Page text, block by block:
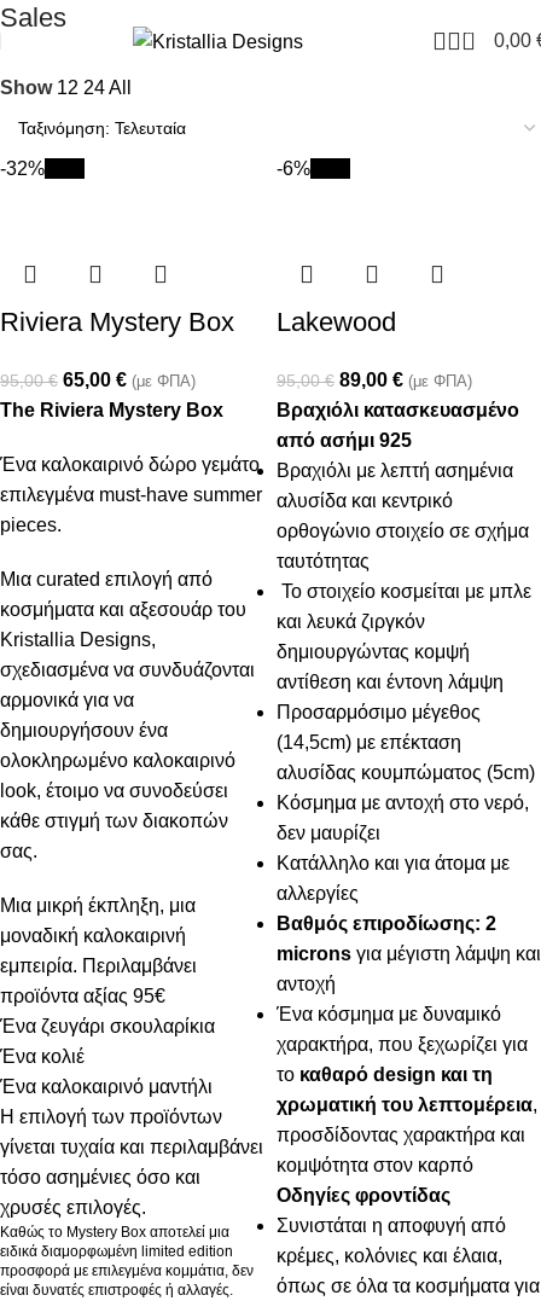
0 0,00
Sales
Show 12 24All
-32%
Riviera Mystery Box
95,00€ 65,00 € (με ΦΠΑ)
The Riviera Mystery Box
Ένα καλοκαιρινό δώρο γεμάτο
επιλεγμένα must-have summer
pieces.
Μια curated επιλογή από
κοσμήματα και αξεσουάρ του
Kristallia Designs,
σχεδιασμένα να συνδυάζονται
αρμονικά για να
δημιουργήσουν ένα
ολοκληρωμένο καλοκαιρινό
look, έτοιμο να συνοδεύσει
κάθε στιγμή των διακοπών
σας.
Μια μικρή έκπληξη, μια
μοναδική καλοκαιρινή
εμπειρία. Περιλαμβάνει
προϊόντα αξίας 95€
Ένα ζευγάρι σκουλαρίκια
Ένα κολιέ
Ένα καλοκαιρινό μαντήλι
Η επιλογή των προϊόντων
γίνεται τυχαία και περιλαμβάνει
τόσο ασημένιες όσο και
χρυσές επιλογές.
Καθώς το Mystery Box αποτελεί μια
ειδικά διαμορφωμένη limited edition
προσφορά με επιλεγμένα κομμάτια, δεν
είναι δυνατές επιστροφές ή αλλαγές.
-6%
Lakewood
95,00€ 89,00 € (με ΦΠΑ)
Βραχιόλι κατασκευασμένο
από ασήμι 925
Βραχιόλι με λεπτή ασημένια
αλυσίδα και κεντρικό
ορθογώνιο στοιχείο σε σχήμα
ταυτότητας
Το στοιχείο κοσμείται με μπλε
και λευκά ζιργκόν
δημιουργώντας κομψή
αντίθεση και έντονη λάμψη
Προσαρμόσιμο μέγεθος
(14,5cm) με επέκταση
αλυσίδας κουμπώματος (5cm)
Κόσμημα με αντοχή στο νερό,
δεν μαυρίζει
Κατάλληλο και για άτομα με
αλλεργίες
Βαθμός επιροδίωσης: 2
microns για μέγιστη λάμψη και
αντοχή
Ένα κόσμημα με δυναμικό
χαρακτήρα, που ξεχωρίζει για
το καθαρό design και τη
χρωματική του λεπτομέρεια,
προσδίδοντας χαρακτήρα και
κομψότητα στον καρπό
Οδηγίες φροντίδας
Συνιστάται η αποφυγή από
κρέμες, κολόνιες και έλαια,
όπως σε όλα τα κοσμήματα για